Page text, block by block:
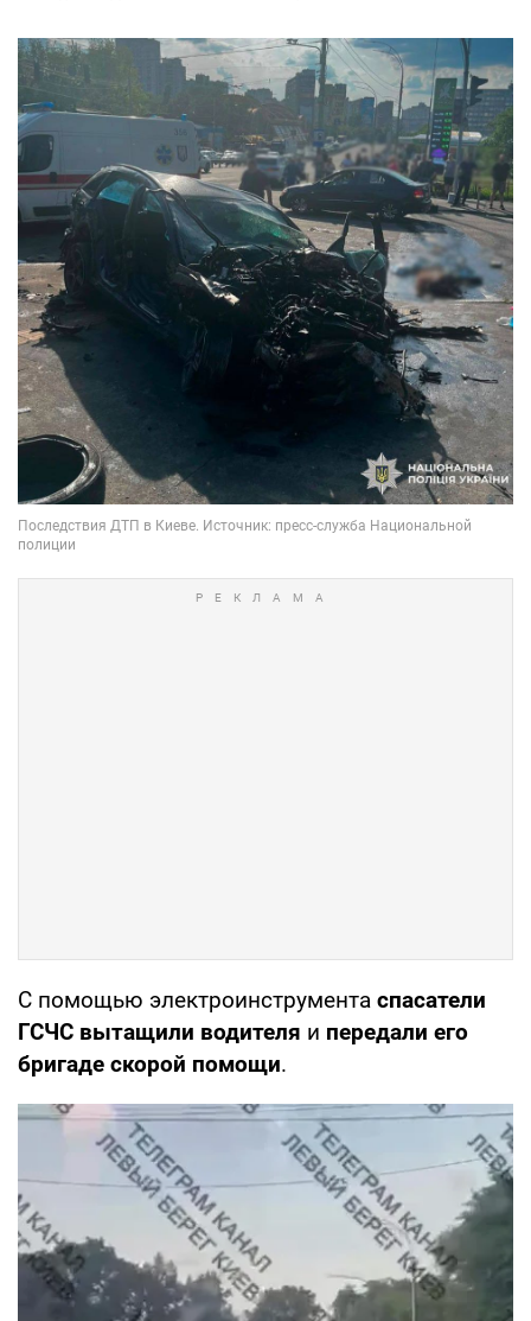
С помощью электроинструмента спасатели
ГСЧС вытащили водителя и передали его
бригаде скорой помощи.